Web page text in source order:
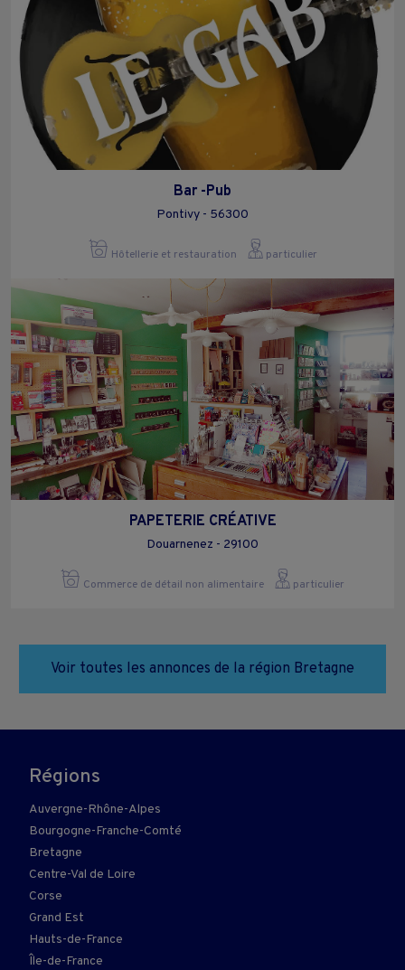
Bar -Pub
Pontivy - 56300
Hôtellerie et restauration particulier
PAPETERIE CRÉATIVE
Douarnenez - 29100
Commerce de détail non alimentaire particulier
Voir toutes les annonces de la région Bretagne
Régions
Auvergne-Rhône-Alpes
Bourgogne-Franche-Comté
Bretagne
Centre-Val de Loire
Corse
Grand Est
Hauts-de-France
Île-de-France